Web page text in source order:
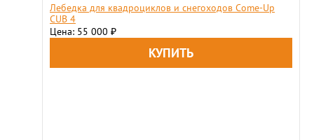
Лебедка для квадроциклов и снегоходов Come-Up
CUB 4
Цена: 55 000 ₽